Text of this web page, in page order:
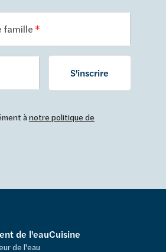
famille
S'inscrire
ànotre politique de
de l'eau
de l'eau
Cuisine